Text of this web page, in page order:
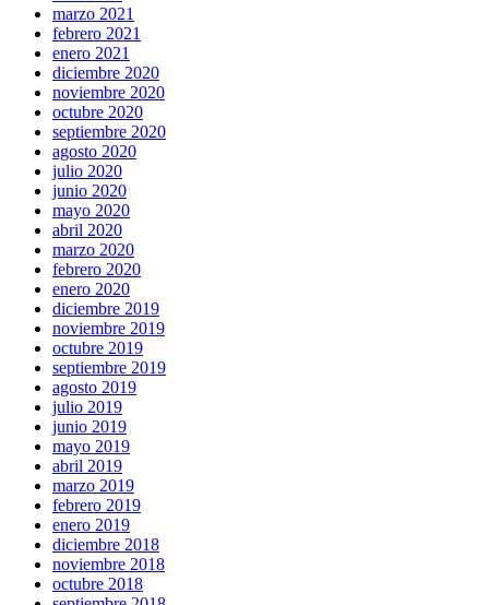
marzo 2021
febrero 2021
enero 2021
diciembre 2020
noviembre 2020
octubre 2020
septiembre 2020
agosto 2020
julio 2020
junio 2020
mayo 2020
abril 2020
marzo 2020
febrero 2020
enero 2020
diciembre 2019
noviembre 2019
octubre 2019
septiembre 2019
agosto 2019
julio 2019
junio 2019
mayo 2019
abril 2019
marzo 2019
febrero 2019
enero 2019
diciembre 2018
noviembre 2018
octubre 2018